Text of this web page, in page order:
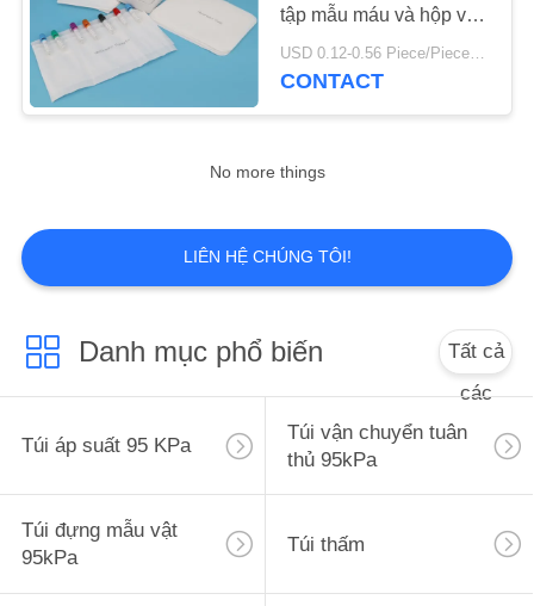
Ống ly tâm dùng
5
Lọ lưu trữ đông lạnh
3
tập mẫu máu và hộp vận
chuyển
USD 0.12-0.56 Piece/Pieces MOQ:2500 chiếc / thùng
CONTACT
No more things
LIÊN HỆ CHÚNG TÔI!
Danh mục phổ biến
Tất cả
các
Túi áp suất 95 KPa
Túi vận chuyển tuân
thủ 95kPa
Túi đựng mẫu vật
95kPa
Túi thấm